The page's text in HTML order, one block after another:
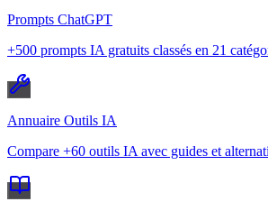
Prompts ChatGPT
+500 prompts IA gratuits classés en 21
Annuaire Outils IA
Compare +60 outils IA avec guides et